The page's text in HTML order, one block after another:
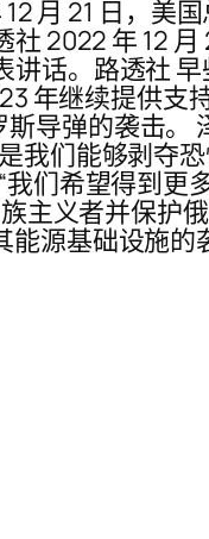
月 21 日，美
2022 年 12
话。路透社
年继续提供支
导弹的袭击。
我们能够剥夺
们希望得到更
主义者并保护
源基础设施